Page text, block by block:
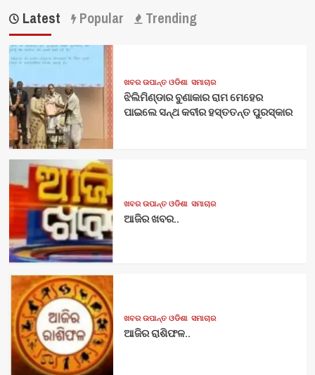
Latest Popular Trending
ଖବର ଉପାନ୍ତ ଓଡିଶା ସମାଚାର
ଝିଲିମିଣ୍ଡାର ବୁଣାକାର ରାମ ମେହେର
ପାଇଲେ ସନ୍ଥ କବୀର ହସ୍ତତନ୍ତ ପୁରସ୍କାର
ଖବର ଉପାନ୍ତ ଓଡିଶା ସମାଚାର
ଆଜିର ଖବର..
ଖବର ଉପାନ୍ତ ଓଡିଶା ସମାଚାର
ଆଜିର ରାଶିଫଳ..